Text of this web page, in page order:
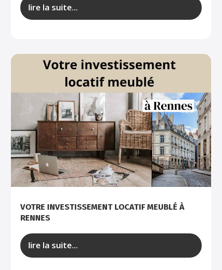
lire la suite...
VOTRE INVESTISSEMENT LOCATIF MEUBLÉ À
RENNES
lire la suite...